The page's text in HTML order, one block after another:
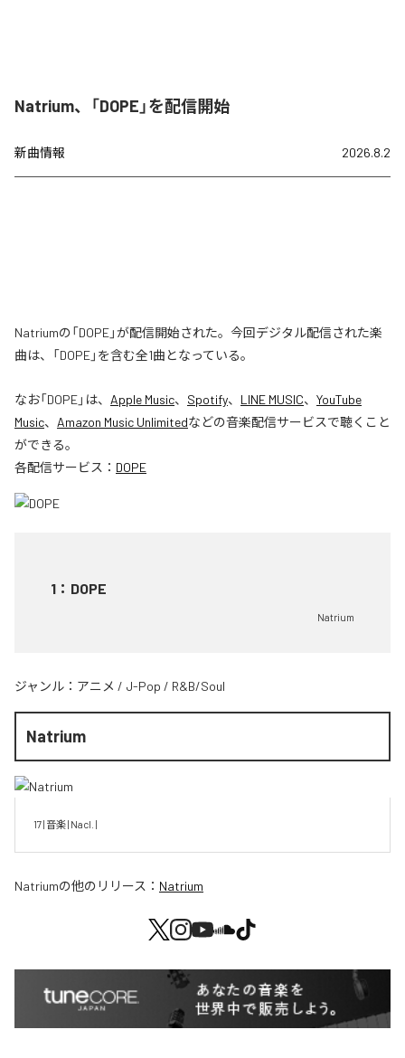
Natrium、「DOPE」を配信開始
新曲情報 2026.8.2
Natriumの「DOPE」が配信開始された。今回デジタル配信された楽
曲は、「DOPE」を含む全1曲となっている。
なお「DOPE」は、 Apple Music、 Spotify、 LINE MUSIC、 YouTube
Music、 Amazon Music Unlimitedなどの音楽配信サービスで聴くこと
ができる。
各配信サービス： DOPE
1 ： DOPE
Natrium
ジャンル： アニメ / J-Pop / R&B/Soul
Natrium
17 | 音楽 | Nacl. |
Natriumの他のリリース： Natrium